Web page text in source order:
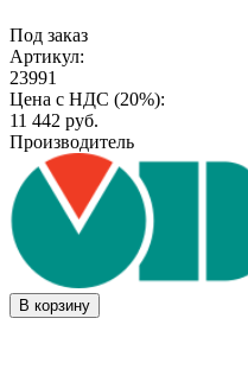
Под заказ
Артикул:
23991
Цена с НДС (20%):
11 442 руб.
Производитель
В корзину